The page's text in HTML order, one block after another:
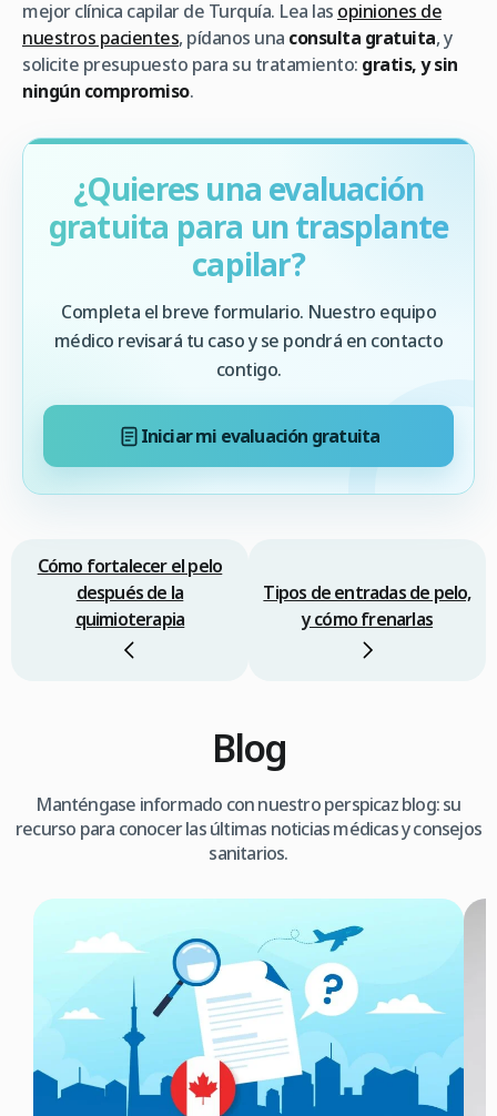
mejor clínica capilar de Turquía. Lea las opiniones de
nuestros pacientes, pídanos una consulta gratuita, y
solicite presupuesto para su tratamiento: gratis, y sin
ningún compromiso.
¿Quieres una evaluación
gratuita para un trasplante
capilar?
Completa el breve formulario. Nuestro equipo
médico revisará tu caso y se pondrá en contacto
contigo.
Iniciar mi evaluación gratuita
Cómo fortalecer el pelo
después de la
quimioterapia
Tipos de entradas de pelo,
y cómo frenarlas
Blog
Manténgase informado con nuestro perspicaz blog: su
recurso para conocer las últimas noticias médicas y consejos
sanitarios.